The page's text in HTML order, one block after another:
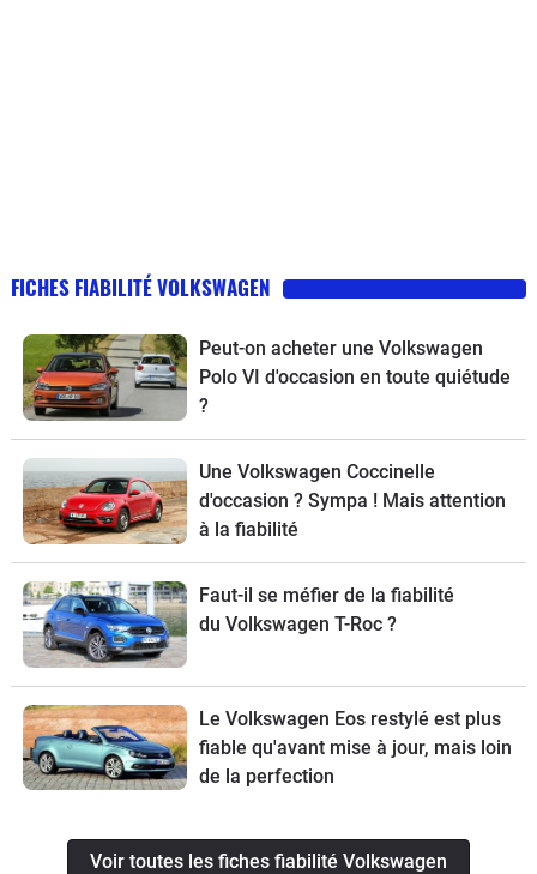
FICHES FIABILITÉ VOLKSWAGEN
Peut-on acheter une Volkswagen
Polo VI d'occasion en toute quiétude
?
Une Volkswagen Coccinelle
d'occasion ? Sympa ! Mais attention
à la fiabilité
Faut-il se méfier de la fiabilité
du Volkswagen T-Roc ?
Le Volkswagen Eos restylé est plus
fiable qu'avant mise à jour, mais loin
de la perfection
Voir toutes les fiches fiabilité Volkswagen